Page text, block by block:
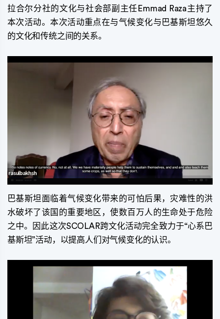
拉合尔分社的文化与社会部副主任Emmad Raza主持了
本次活动。本次活动重点在与气候变化与巴基斯坦悠久
的文化和传统之间的关系。
巴基斯坦面临着气候变化带来的可怕后果，灾难性的洪
水破坏了该国的重要地区，使数百万人的生命处于危险
之中。因此这次SCOLAR跨文化活动完全致力于“心系巴
基斯坦”活动，以提高人们对气候变化的认识。